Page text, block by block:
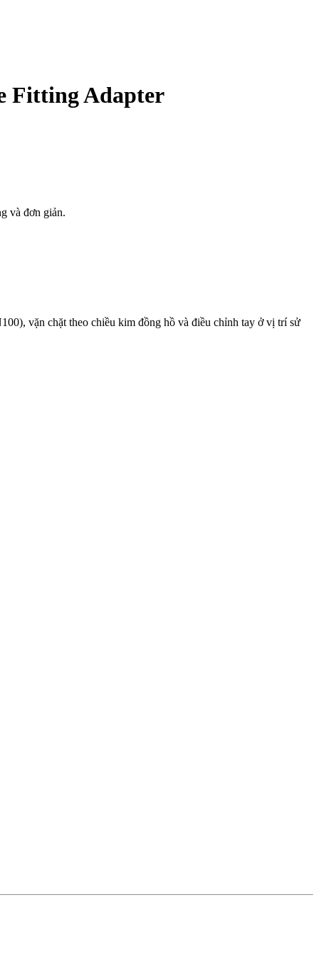
Fitting Adapter
và đơn giản.
vặn chặt theo chiều kim đồng hồ và điều chỉnh tay ở vị trí sử